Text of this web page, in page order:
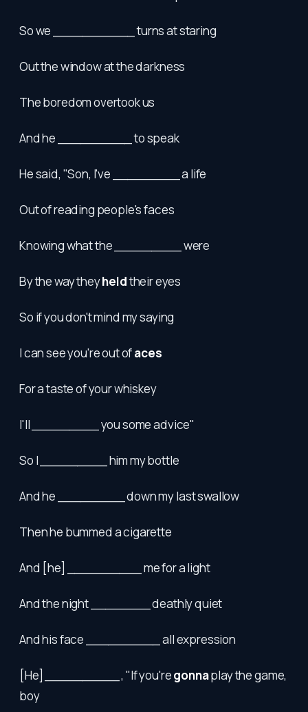
So we ___________ turns at staring
Out the window at the darkness
The boredom overtook us
And he __________ to speak
He said, "Son, I've _________ a life
Out of reading people's faces
Knowing what the _________ were
By the way theyheldtheir eyes
So if you don't mind my saying
I can see you're out ofaces
For a taste of your whiskey
I'll _________ you some advice"
So I _________ him my bottle
And he _________ down my last swallow
Then he bummed a cigarette
And [he] __________ me for a light
And the night ________ deathly quiet
And his face __________ all expression
[He] __________ , "If you'regonnaplay the game,
boy